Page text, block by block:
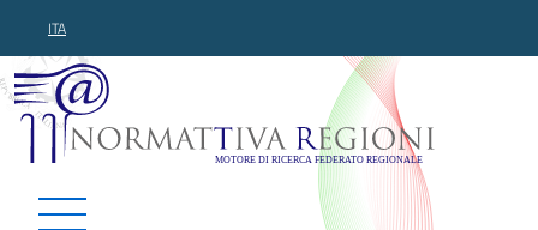
ITA
Normattiva Regioni -